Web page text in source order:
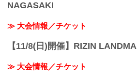
NAGASAKI
≫ 大会情報／チケット
【11/8(日)開催】RIZIN
≫ 大会情報／チケット